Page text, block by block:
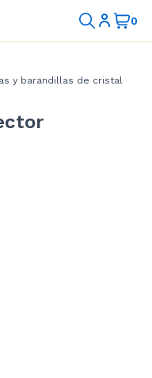
y barandillas de cristal